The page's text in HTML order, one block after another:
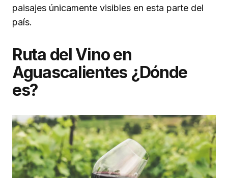
paisajes únicamente visibles en esta parte del
país.
Ruta del Vino en
Aguascalientes ¿Dónde
es?